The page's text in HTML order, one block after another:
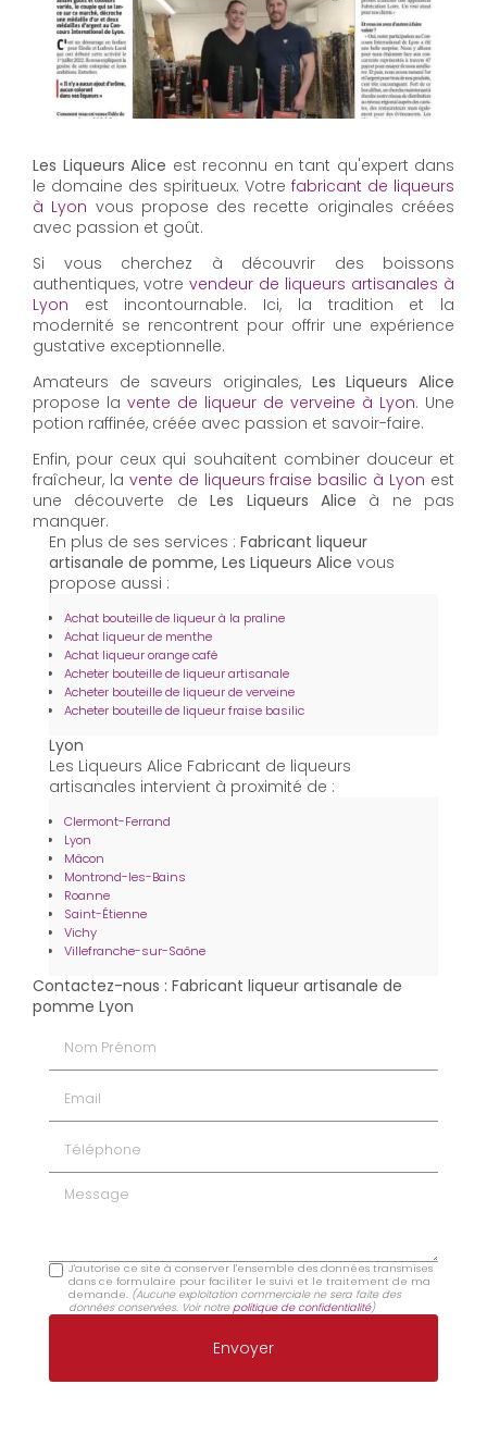
Les Liqueurs Alice est reconnu en tant qu'expert dans
le domaine des spiritueux. Votre fabricant de liqueurs
à Lyon vous propose des recette originales créées
avec passion et goût.
Si vous cherchez à découvrir des boissons
authentiques, votre vendeur de liqueurs artisanales à
Lyon est incontournable. Ici, la tradition et la
modernité se rencontrent pour offrir une expérience
gustative exceptionnelle.
Amateurs de saveurs originales, Les Liqueurs Alice
propose la vente de liqueur de verveine à Lyon. Une
potion raffinée, créée avec passion et savoir-faire.
Enfin, pour ceux qui souhaitent combiner douceur et
fraîcheur, la vente de liqueurs fraise basilic à Lyon est
une découverte deLes Liqueurs Alice à ne pas
manquer.
En plus de ses services : Fabricant liqueur
artisanale de pomme, Les Liqueurs Alice vous
propose aussi :
Achat bouteille de liqueur à la praline
Achat liqueur de menthe
Achat liqueur orange café
Acheter bouteille de liqueur artisanale
Acheter bouteille de liqueur de verveine
Acheter bouteille de liqueur fraise basilic
Lyon
Les Liqueurs Alice Fabricant de liqueurs
artisanales intervient à proximité de :
Clermont-Ferrand
Lyon
Mâcon
Montrond-les-Bains
Roanne
Saint-Étienne
Vichy
Villefranche-sur-Saône
Contactez-nous : Fabricant liqueur artisanale de
pomme Lyon
Message
J'autorise ce site à conserver l'ensemble des données transmises
dans ce formulaire pour faciliter le suivi et le traitement de ma
demande. (Aucune exploitation commerciale ne sera faite des
données conservées. Voir notrepolitique de confidentialité)